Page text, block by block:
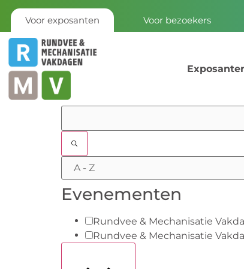
Voor exposanten Voor bezoekers
Evenementen
Rundvee & Mechanisatie
Rundvee & Mechanisatie